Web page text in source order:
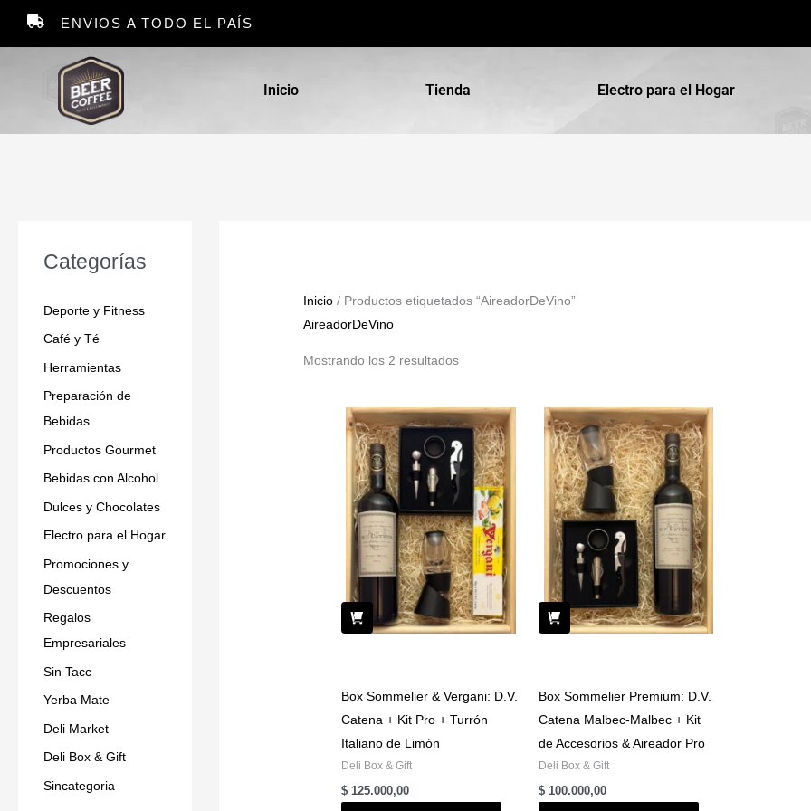
ENVIOS A TODO EL PAÍS
Inicio Tienda Electro para el Hogar
Categorías
Deporte y Fitness
Café y Té
Herramientas
Preparación de
Bebidas
Productos Gourmet
Bebidas con Alcohol
Dulces y Chocolates
Electro para el Hogar
Promociones y
Descuentos
Regalos
Empresariales
Sin Tacc
Yerba Mate
Deli Market
Deli Box & Gift
Sincategoria
Inicio / Productos etiquetados “AireadorDeVino”
AireadorDeVino
Mostrando los 2 resultados
Box Sommelier & Vergani: D.V.
Catena + Kit Pro + Turrón
Italiano de Limón
Deli Box & Gift
$ 125.000,00
Box Sommelier Premium: D.V.
Catena Malbec-Malbec + Kit
de Accesorios & Aireador Pro
Deli Box & Gift
$ 100.000,00